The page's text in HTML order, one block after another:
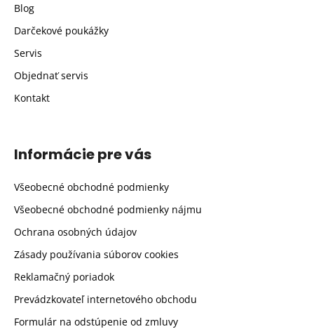
Blog
Darčekové poukážky
Servis
Objednať servis
Kontakt
Informácie pre vás
Všeobecné obchodné podmienky
Všeobecné obchodné podmienky nájmu
Ochrana osobných údajov
Zásady používania súborov cookies
Reklamačný poriadok
Prevádzkovateľ internetového obchodu
Formulár na odstúpenie od zmluvy